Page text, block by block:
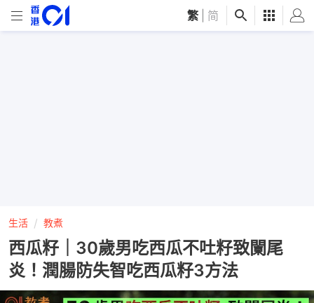
繁 简
生活 教煮
西瓜籽｜30歲男吃西瓜不吐籽致闌尾
炎！潤腸防失智吃西瓜籽3方法